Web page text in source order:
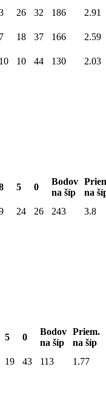
26 32 186 2.91
7 18 37 166 2.59
10 10 44 130 2.03
5 0
Bodov
na šíp
na
24 26 243 3.8
5 0
Bodov
na šíp
Priem.
na šíp
19 43 113 1.77